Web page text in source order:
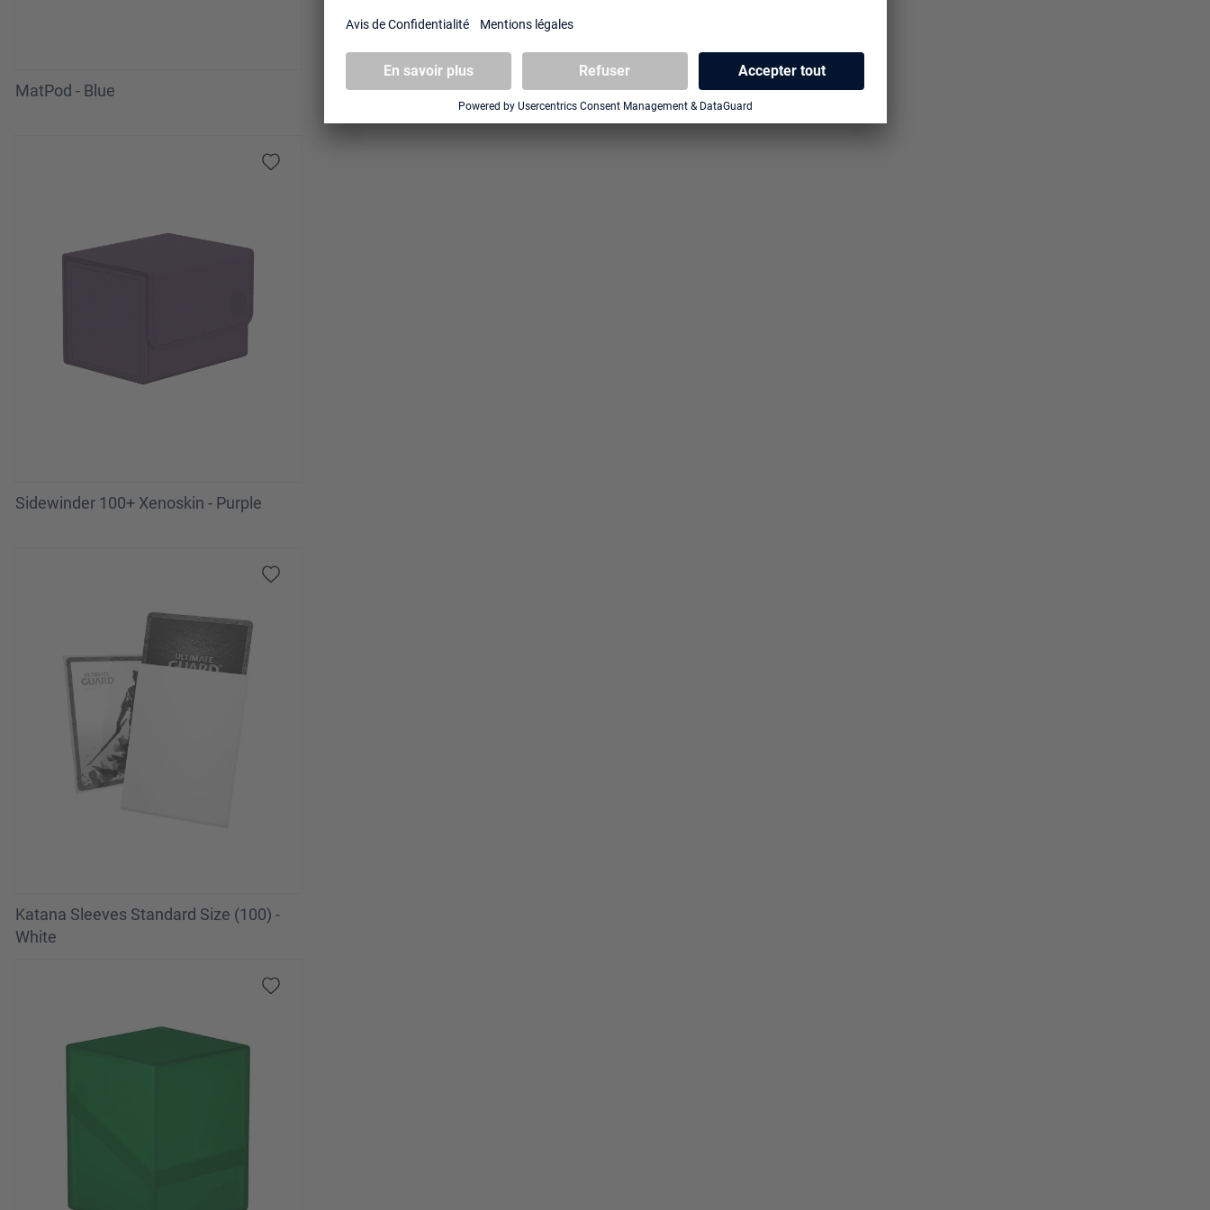
MatPod - Blue
Sidewinder 100+ Xenoskin - Purple
Katana Sleeves Standard Size (100) -
White